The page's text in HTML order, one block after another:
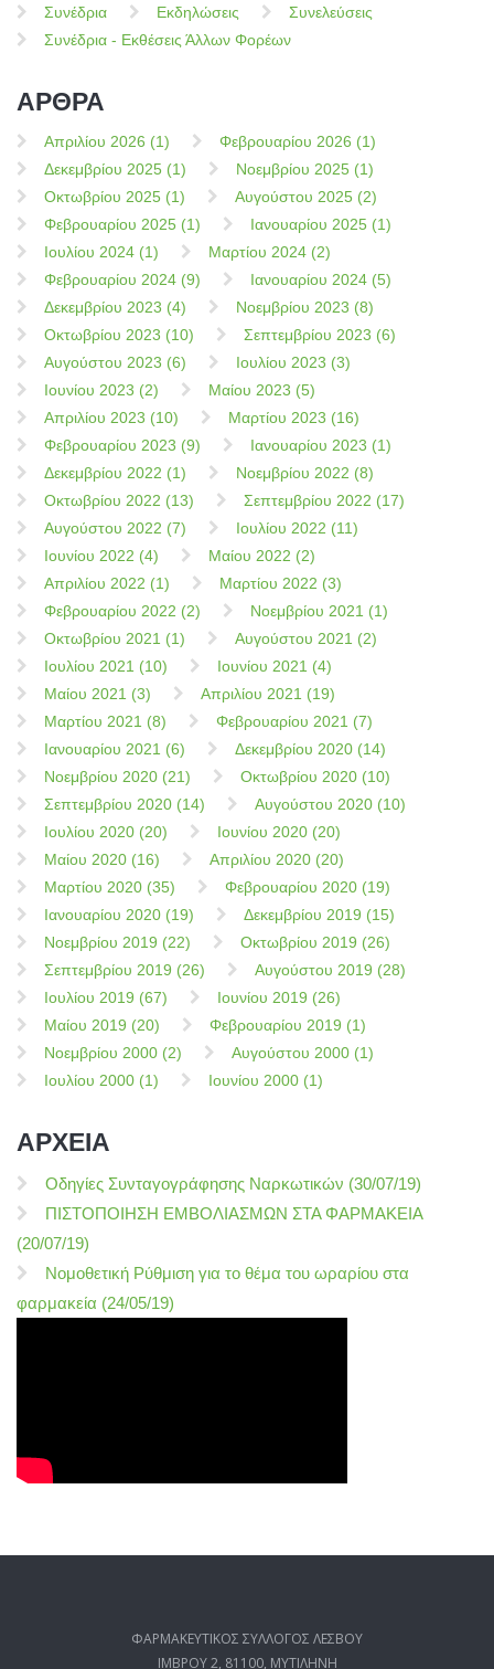
Συνέδρια
Εκδηλώσεις
Συνελεύσεις
Συνέδρια - Εκθέσεις Άλλων Φορέων
ΑΡΘΡΑ
Απριλίου 2026 (1)
Φεβρουαρίου 2026 (1)
Δεκεμβρίου 2025 (1)
Νοεμβρίου 2025 (1)
Οκτωβρίου 2025 (1)
Αυγούστου 2025 (2)
Φεβρουαρίου 2025 (1)
Ιανουαρίου 2025 (1)
Ιουλίου 2024 (1)
Μαρτίου 2024 (2)
Φεβρουαρίου 2024 (9)
Ιανουαρίου 2024 (5)
Δεκεμβρίου 2023 (4)
Νοεμβρίου 2023 (8)
Οκτωβρίου 2023 (10)
Σεπτεμβρίου 2023 (6)
Αυγούστου 2023 (6)
Ιουλίου 2023 (3)
Ιουνίου 2023 (2)
Μαίου 2023 (5)
Απριλίου 2023 (10)
Μαρτίου 2023 (16)
Φεβρουαρίου 2023 (9)
Ιανουαρίου 2023 (1)
Δεκεμβρίου 2022 (1)
Νοεμβρίου 2022 (8)
Οκτωβρίου 2022 (13)
Σεπτεμβρίου 2022 (17)
Αυγούστου 2022 (7)
Ιουλίου 2022 (11)
Ιουνίου 2022 (4)
Μαίου 2022 (2)
Απριλίου 2022 (1)
Μαρτίου 2022 (3)
Φεβρουαρίου 2022 (2)
Νοεμβρίου 2021 (1)
Οκτωβρίου 2021 (1)
Αυγούστου 2021 (2)
Ιουλίου 2021 (10)
Ιουνίου 2021 (4)
Μαίου 2021 (3)
Απριλίου 2021 (19)
Μαρτίου 2021 (8)
Φεβρουαρίου 2021 (7)
Ιανουαρίου 2021 (6)
Δεκεμβρίου 2020 (14)
Νοεμβρίου 2020 (21)
Οκτωβρίου 2020 (10)
Σεπτεμβρίου 2020 (14)
Αυγούστου 2020 (10)
Ιουλίου 2020 (20)
Ιουνίου 2020 (20)
Μαίου 2020 (16)
Απριλίου 2020 (20)
Μαρτίου 2020 (35)
Φεβρουαρίου 2020 (19)
Ιανουαρίου 2020 (19)
Δεκεμβρίου 2019 (15)
Νοεμβρίου 2019 (22)
Οκτωβρίου 2019 (26)
Σεπτεμβρίου 2019 (26)
Αυγούστου 2019 (28)
Ιουλίου 2019 (67)
Ιουνίου 2019 (26)
Μαίου 2019 (20)
Φεβρουαρίου 2019 (1)
Νοεμβρίου 2000 (2)
Αυγούστου 2000 (1)
Ιουλίου 2000 (1)
Ιουνίου 2000 (1)
ΑΡΧΕΙΑ
Οδηγίες Συνταγογράφησης Ναρκωτικών (30/07/19)
ΠΙΣΤΟΠΟΙΗΣΗ ΕΜΒΟΛΙΑΣΜΩΝ ΣΤΑ ΦΑΡΜΑΚΕΙΑ
(20/07/19)
Νομοθετική Ρύθμιση για το θέμα του ωραρίου στα
φαρμακεία (24/05/19)
ΦΑΡΜΑΚΕΥΤΙΚΟΣ ΣΥΛΛΟΓΟΣ ΛΕΣΒΟΥ
ΙΜΒΡΟΥ 2, 81100, ΜΥΤΙΛΗΝΗ